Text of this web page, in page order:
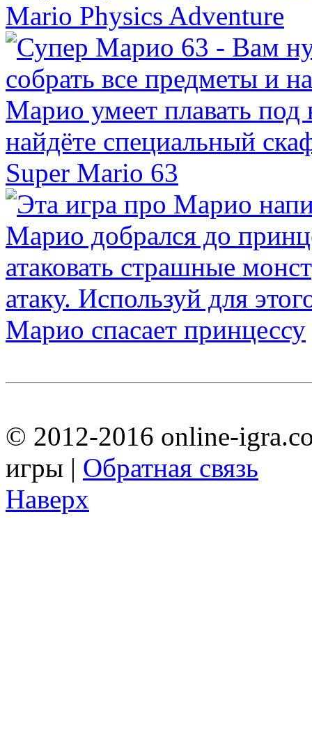
Mario Physics Adventure
Super Mario 63
Марио спасает принцессу
© 2012-2016 online-
игры | Обратная связь
Наверх